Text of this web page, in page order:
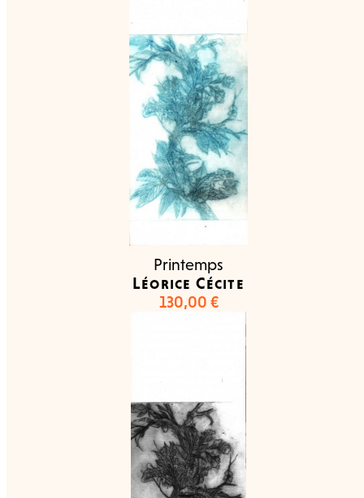
Printemps
Léorice Cécite
130,00 €